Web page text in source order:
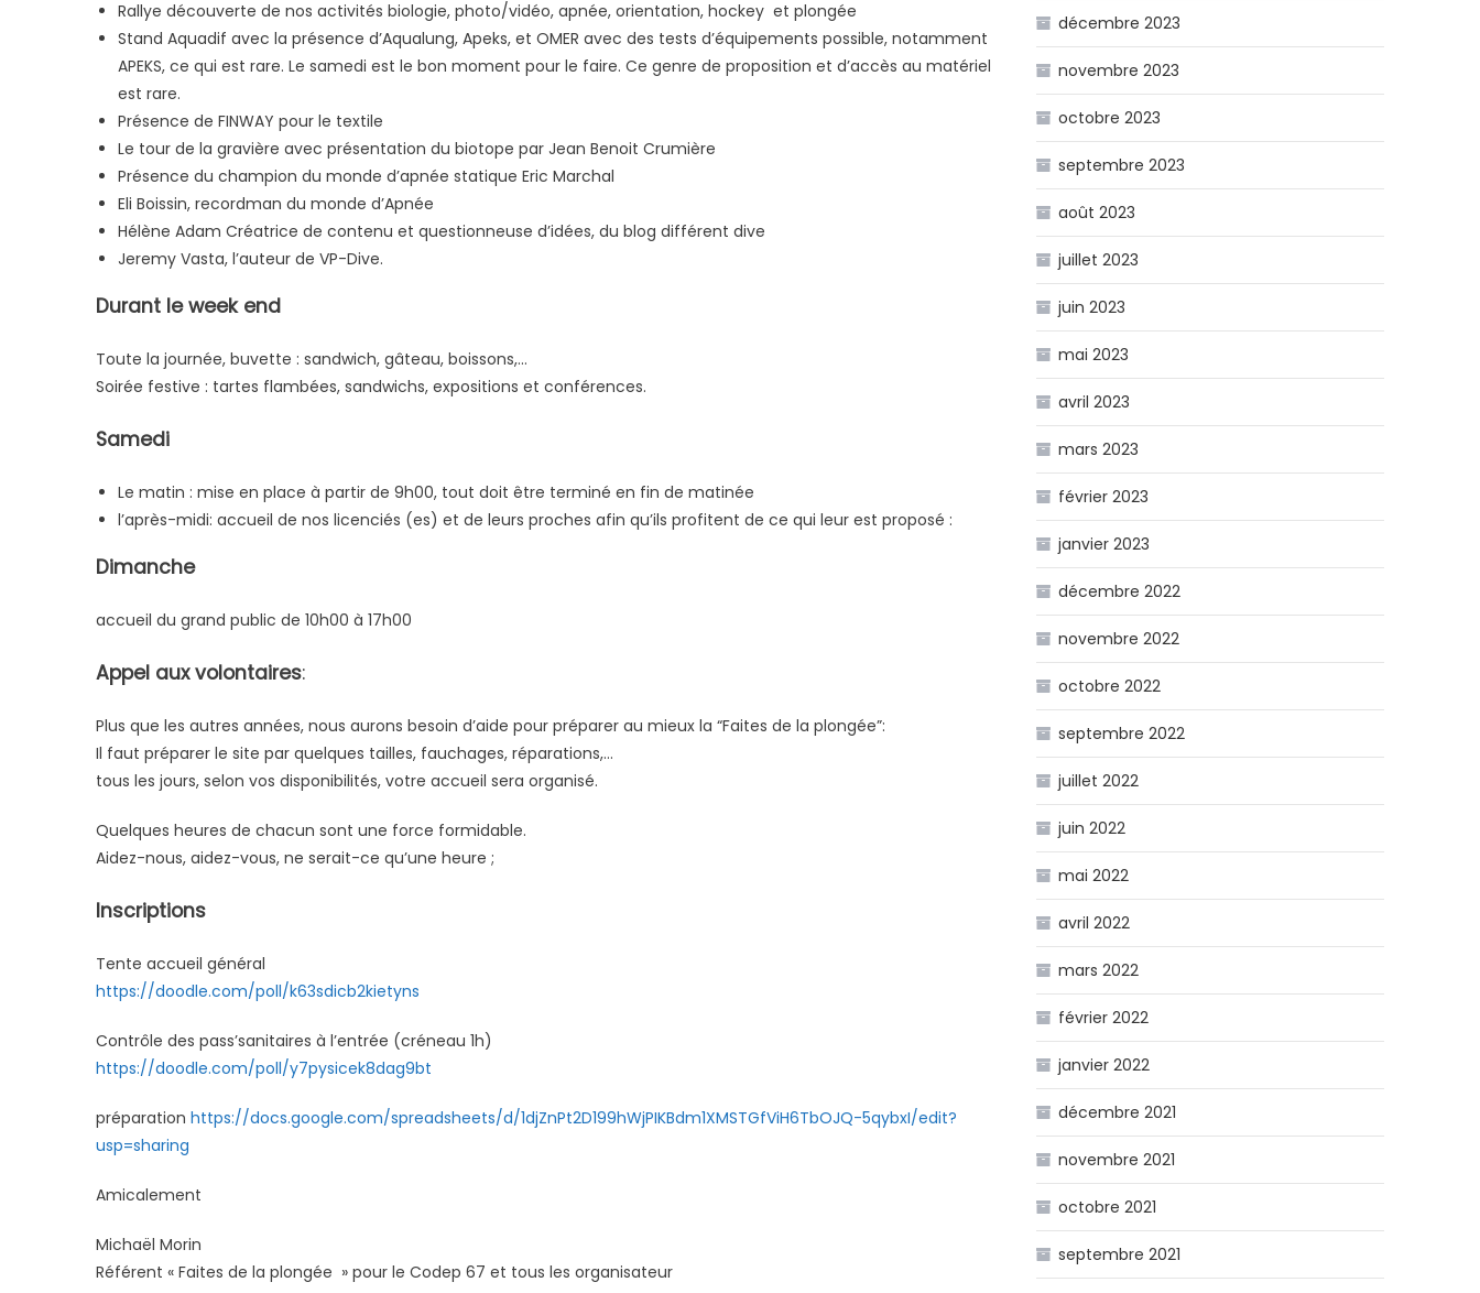
Rallye découverte de nos activités biologie, photo/vidéo, apnée, orientation, hockey et plongée
Stand Aquadif avec la présence d’Aqualung, Apeks, et OMER avec des tests d’équipements possible, notamment
APEKS, ce qui est rare. Le samedi est le bon moment pour le faire. Ce genre de proposition et d’accès au matériel
est rare.
Présence de FINWAY pour le textile
Le tour de la gravière avec présentation du biotope par Jean Benoit Crumière
Présence du champion du monde d’apnée statique Eric Marchal
Eli Boissin, recordman du monde d’Apnée
Hélène Adam Créatrice de contenu et questionneuse d’idées, du blog différent dive
Jeremy Vasta, l’auteur de VP-Dive.
Durant le week end
Toute la journée, buvette : sandwich, gâteau, boissons,…
Soirée festive : tartes flambées, sandwichs, expositions et conférences.
Samedi
Le matin : mise en place à partir de 9h00, tout doit être terminé en fin de matinée
l’après-midi: accueil de nos licenciés (es) et de leurs proches afin qu’ils profitent de ce qui leur est proposé :
Dimanche
accueil du grand public de 10h00 à 17h00
Appel aux volontaires:
Plus que les autres années, nous aurons besoin d’aide pour préparer au mieux la “Faites de la plongée”:
Il faut préparer le site par quelques tailles, fauchages, réparations,…
tous les jours, selon vos disponibilités, votre accueil sera organisé.
Quelques heures de chacun sont une force formidable.
Aidez-nous, aidez-vous, ne serait-ce qu’une heure ;
Inscriptions
Tente accueil général
https://doodle.com/poll/k63sdicb2kietyns
Contrôle des pass’sanitaires à l’entrée (créneau 1h)
https://doodle.com/poll/y7pysicek8dag9bt
préparation https://docs.google.com/spreadsheets/d/1djZnPt2D199hWjPIKBdm1XMSTGfViH6TbOJQ-5qybxI/edit?
usp=sharing
Amicalement
Michaël Morin
Référent « Faites de la plongée » pour le Codep 67 et tous les organisateur
décembre 2023
novembre 2023
octobre 2023
septembre 2023
août 2023
juillet 2023
juin 2023
mai 2023
avril 2023
mars 2023
février 2023
janvier 2023
décembre 2022
novembre 2022
octobre 2022
septembre 2022
juillet 2022
juin 2022
mai 2022
avril 2022
mars 2022
février 2022
janvier 2022
décembre 2021
novembre 2021
octobre 2021
septembre 2021